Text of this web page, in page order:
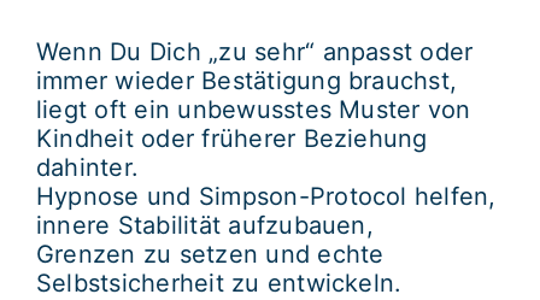
Wenn Du Dich „zu sehr“ anpasst oder
immer wieder Bestätigung brauchst,
liegt oft ein unbewusstes Muster von
Kindheit oder früherer Beziehung
dahinter.
Hypnose und Simpson-Protocol helfen,
innere Stabilität aufzubauen,
Grenzen zu setzen und echte
Selbstsicherheit zu entwickeln.